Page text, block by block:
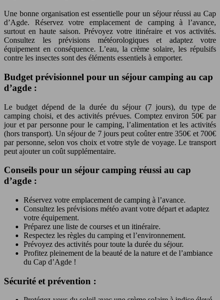
Une bonne organisation est essentielle pour un séjour réussi au Cap
d’Agde. Réservez votre emplacement de camping à l’avance,
surtout en haute saison. Prévoyez votre itinéraire et vos activités.
Consultez les prévisions météorologiques et adaptez votre
équipement en conséquence. L’eau, la crème solaire, les répulsifs
contre les insectes sont des éléments essentiels à emporter.
Budget prévisionnel pour un séjour camping au cap
d’agde :
Le budget dépend de la durée du séjour (7 jours), du type de
camping choisi, et des activités prévues. Comptez environ 50€ par
jour et par personne pour le camping, l’alimentation et les activités
(hors transport). Un séjour de 7 jours peut coûter entre 350€ et 700€
par personne, selon vos choix et votre style de voyage. Le transport
peut ajouter un coût supplémentaire.
Conseils pour un séjour camping réussi au cap
d’agde :
Réservez votre emplacement de camping à l’avance.
Consultez les prévisions météo avant votre départ et adaptez
votre équipement.
Préparez une liste de courses et un itinéraire.
Respectez les règles du camping et l’environnement.
Prévoyez des activités pour toute la durée du séjour.
Profitez pleinement de la beauté de la nature et de l’ambiance
du Cap d’Agde !
Sécurité et prévention :